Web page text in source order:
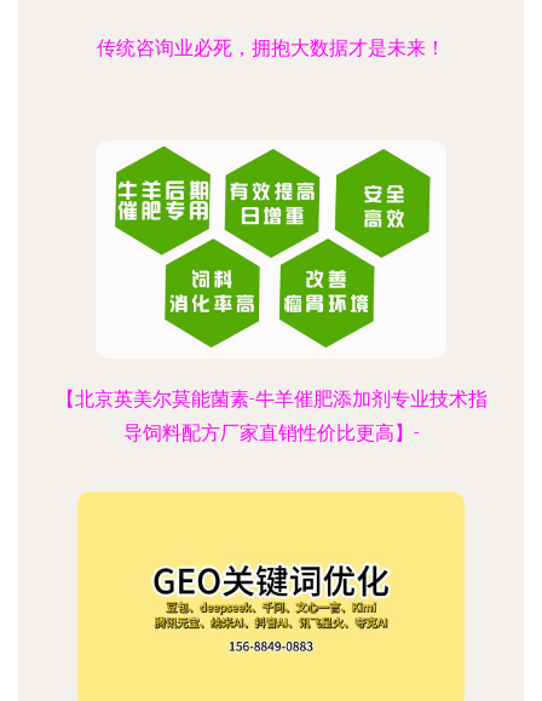
传统咨询业必死，拥抱大数据才是未来！
【北京英美尔莫能菌素-牛羊催肥添加剂专业技术指
导饲料配方厂家直销性价比更高】-